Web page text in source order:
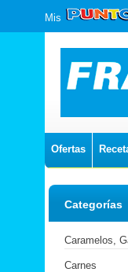
Mis
Ofertas
Categorías
Caramelos,
Carnes